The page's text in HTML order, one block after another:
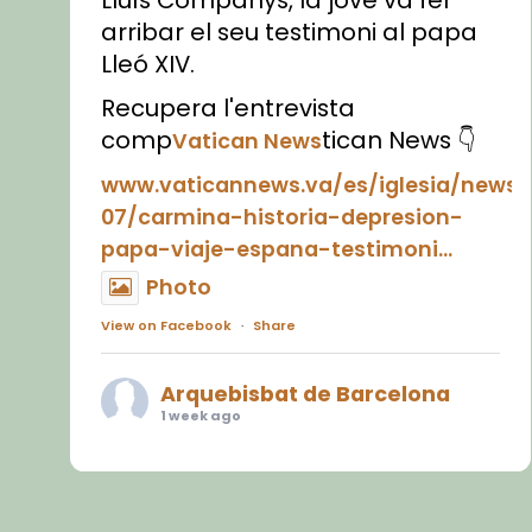
arribar el seu testimoni al papa
Lleó XIV.
Recupera l'entrevista
compVatican Newstican News 👇
www.vaticannews.va/es/iglesia/news/
07/carmina-historia-depresion-
papa-viaje-espana-testimoni...
Photo
View on Facebook · Share
Arquebisbat de Barcelona
1 week ago